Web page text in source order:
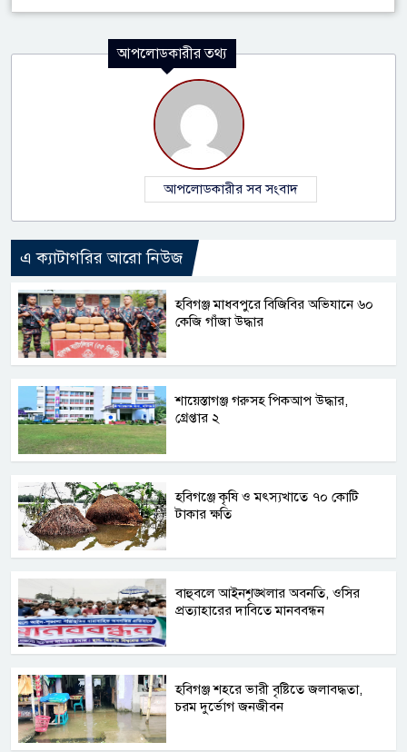
আপলোডকারীর তথ্য
আপলোডকারীর সব সংবাদ
এ ক্যাটাগরির আরো নিউজ
হবিগঞ্জ মাধবপুরে বিজিবির অভিযানে ৬০
কেজি গাঁজা উদ্ধার
শায়েস্তাগঞ্জ গরুসহ পিকআপ উদ্ধার,
গ্রেপ্তার ২
হবিগঞ্জে কৃষি ও মৎস্যখাতে ৭০ কোটি
টাকার ক্ষতি
বাহুবলে আইনশৃঙ্খলার অবনতি, ওসির
প্রত্যাহারের দাবিতে মানববন্ধন
হবিগঞ্জ শহরে ভারী বৃষ্টিতে জলাবদ্ধতা,
চরম দুর্ভোগ জনজীবন